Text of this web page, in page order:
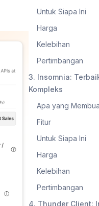
Untuk Siapa Ini
Harga
Kelebihan
Pertimbangan
3. Insomnia:
Kompleks
Apa yang
Fitur
Untuk Siapa Ini
Harga
Kelebihan
Pertimbangan
4. Thunder Client: